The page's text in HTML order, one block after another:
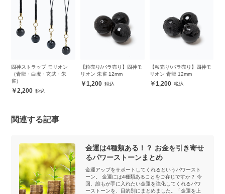
四神ストラップ モリオン
（青龍・白虎・玄武・朱
雀）
2,200
【粒売り/バラ売り】四神モ
リオン 朱雀 12mm
1,200
【粒売り/バラ売り】四神モ
リオン 青龍 12mm
1,200
関連する記事
金運は4種類ある！？ お金を引き寄せ
るパワーストーンまとめ
金運アップをサポートしてくれるというパワースト
ーン。 金運には4種類あることをご存じですか？ 今
回、誰もが手に入れたい金運を強化してくれるパワ
ーストーンを、目的別にまとめました。「金運を上